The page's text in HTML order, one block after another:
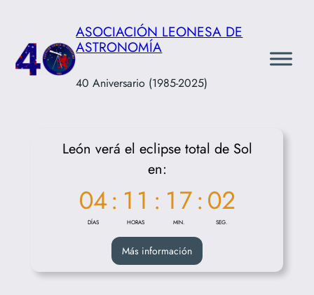
contenido
ASOCIACIÓN LEONESA DE
ASTRONOMÍA
40 Aniversario (1985-2025)
León verá el eclipse total de Sol
en:
04
DÍAS
: 11
HORAS
: 17
MIN.
:01
SEG.
Más información